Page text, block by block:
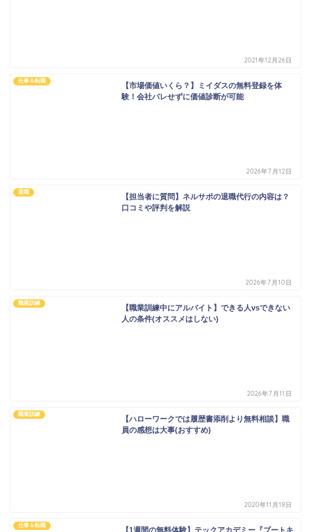
2021年12月26日
仕事＆転職
【市場価値いくら？】ミイダスの無料登録を体
験！会社バレせずに価値診断が可能
2026年7月12日
退職
【担当者に質問】ネルサポの退職代行の内容は？
口コミや評判を解説
2026年7月10日
職業訓練
【職業訓練中にアルバイト】できる人vsできない
人の条件(オススメはしない)
2026年7月11日
職業訓練
【ハローワークでは履歴書添削より無料相談】職
員の感想は大事(おすすめ)
2020年11月18日
仕事＆転職
【1週間の無料体験】テックアカデミー『ブートキ